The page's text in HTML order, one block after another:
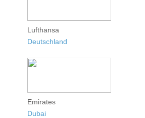
Lufthansa
Deutschland
Emirates
Dubai